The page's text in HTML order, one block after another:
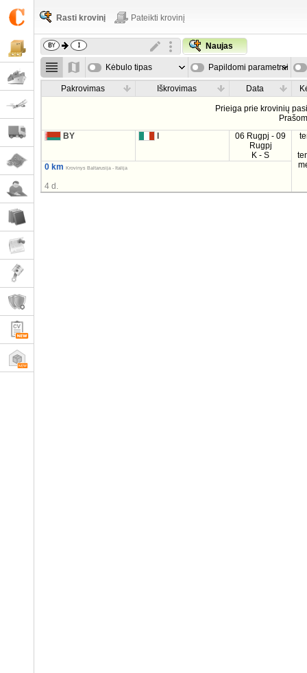
Rasti krovinį Pateikti krovinį
Naujas
Kėbulo tipas Papildomi parametrai
Pakrovimas Iškrovimas Data
Prieiga prie krovinių
BY
06 Rugpj - 09
Rugpj
K - S
0 km Krovinys Baltarusija - Italija
4 d.